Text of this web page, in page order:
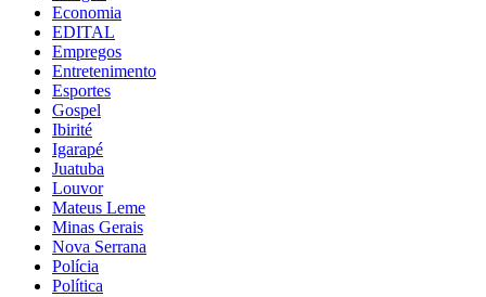
Economia
EDITAL
Empregos
Entretenimento
Esportes
Gospel
Ibirité
Igarapé
Juatuba
Louvor
Mateus Leme
Minas Gerais
Nova Serrana
Polícia
Política